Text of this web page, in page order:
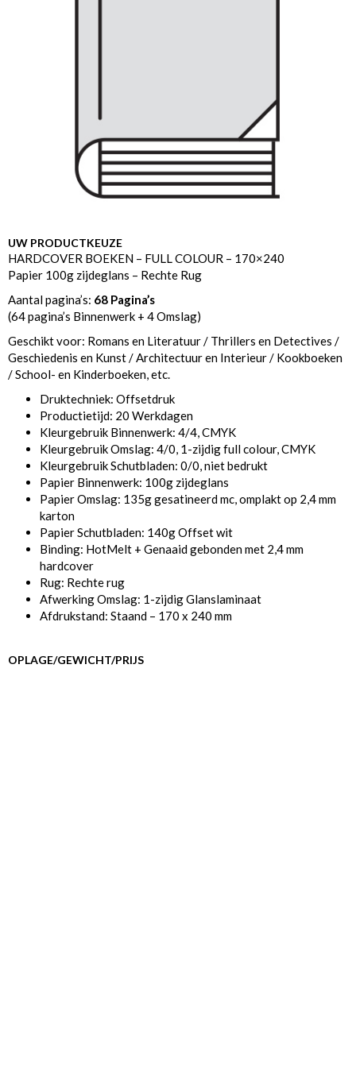
UW PRODUCTKEUZE
HARDCOVER BOEKEN – FULL COLOUR – 170×240
Papier 100g zijdeglans – Rechte Rug
Aantal pagina’s: 68 Pagina’s
(64 pagina’s Binnenwerk + 4 Omslag)
Geschikt voor: Romans en Literatuur / Thrillers en Detectives /
Geschiedenis en Kunst / Architectuur en Interieur / Kookboeken
/ School- en Kinderboeken, etc.
Druktechniek: Offsetdruk
Productietijd: 20 Werkdagen
Kleurgebruik Binnenwerk: 4/4, CMYK
Kleurgebruik Omslag: 4/0, 1-zijdig full colour, CMYK
Kleurgebruik Schutbladen: 0/0, niet bedrukt
Papier Binnenwerk: 100g zijdeglans
Papier Omslag: 135g gesatineerd mc, omplakt op 2,4 mm
karton
Papier Schutbladen: 140g Offset wit
Binding: HotMelt + Genaaid gebonden met 2,4 mm
hardcover
Rug: Rechte rug
Afwerking Omslag: 1-zijdig Glanslaminaat
Afdrukstand: Staand – 170 x 240 mm
OPLAGE/GEWICHT/PRIJS